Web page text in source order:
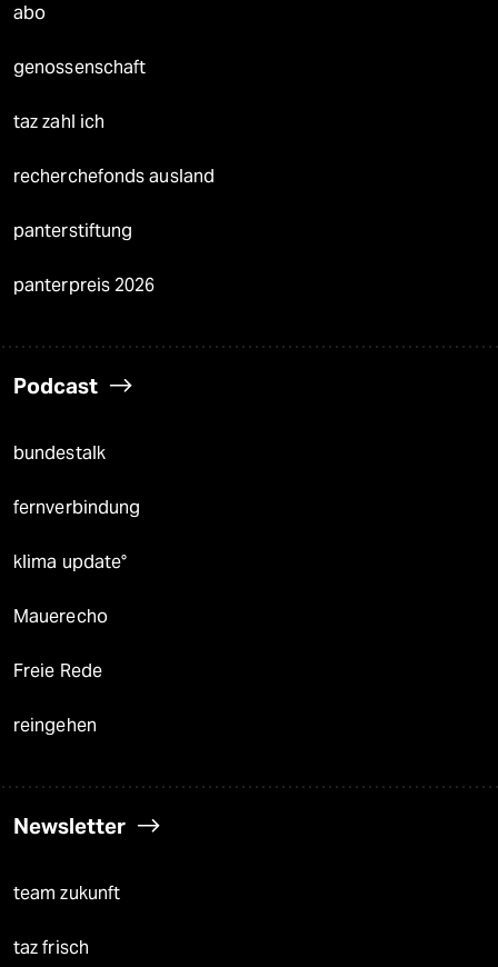
abo
genossenschaft
taz zahl ich
recherchefonds ausland
panterstiftung
panterpreis 2026
Podcast
bundestalk
fernverbindung
klima update°
Mauerecho
Freie Rede
reingehen
Newsletter
team zukunft
taz frisch